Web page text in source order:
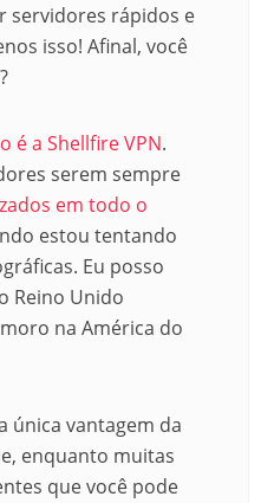
servidores rápidos e
isso! Afinal, você
é a Shellfire VPN.
serem sempre
em todo o
estou tentando
Eu posso
Reino Unido
na América do
única vantagem da
enquanto muitas
que você pode